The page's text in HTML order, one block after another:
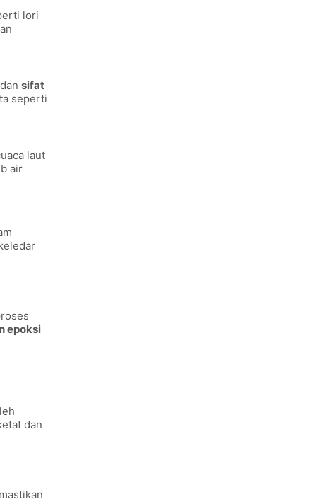
lori
sifat
seperti
laut
air
epoksi
dan